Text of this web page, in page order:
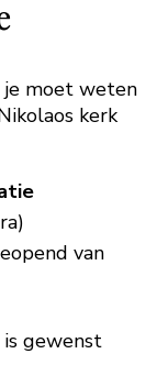
je moet weten
kerk
van
is gewenst